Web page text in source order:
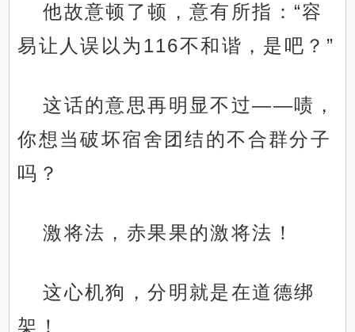
他故意顿了顿，意有所指：“容
易让人误以为116不和谐，是吧？”
这话的意思再明显不过——啧，
你想当破坏宿舍团结的不合群分子
吗？
激将法，赤果果的激将法！
这心机狗，分明就是在道德绑
架！